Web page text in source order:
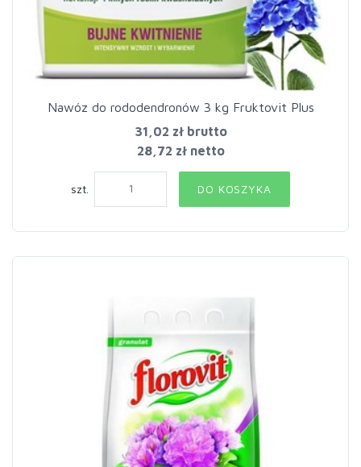
Nawóz do rododendronów 3 kg Fruktovit Plus
31,02 złbrutto
28,72 zł netto
szt. DO KOSZYKA